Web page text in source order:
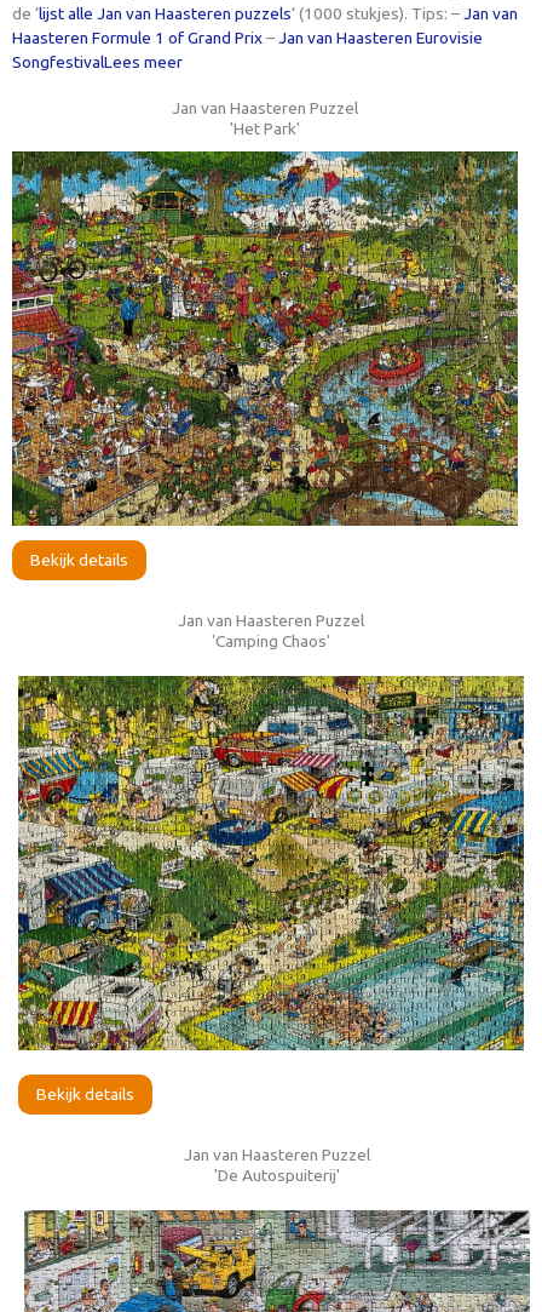
de ‘lijst alle Jan van Haasteren puzzels‘ (1000 stukjes). Tips: –Jan van
Haasteren Formule 1 of Grand Prix–Jan van Haasteren Eurovisie
SongfestivalLees meer
Jan van Haasteren Puzzel
'Het Park'
Bekijk details
Jan van Haasteren Puzzel
'Camping Chaos'
Bekijk details
Jan van Haasteren Puzzel
'De Autospuiterij'